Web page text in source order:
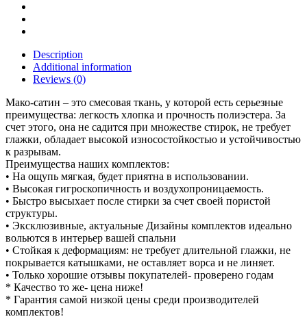
Description
Additional information
Reviews (0)
Мако-сатин – это смесовая ткань, у которой есть серьезные
преимущества: легкость хлопка и прочность полиэстера. За
счет этого, она не садится при множестве стирок, не требует
глажки, обладает высокой износостойкостью и устойчивостью
к разрывам.
Преимущества наших комплектов:
• На ощупь мягкая, будет приятна в использовании.
• Высокая гигроскопичность и воздухопроницаемость.
• Быстро высыхает после стирки за счет своей пористой
структуры.
• Эксклюзивные, актуальные Дизайны комплектов идеально
вольются в интерьер вашей спальни
• Стойкая к деформациям: не требует длительной глажки, не
покрывается катышками, не оставляет ворса и не линяет.
• Только хорошие отзывы покупателей- проверено годам
* Качество то же- цена ниже!
* Гарантия самой низкой цены среди производителей
комплектов!